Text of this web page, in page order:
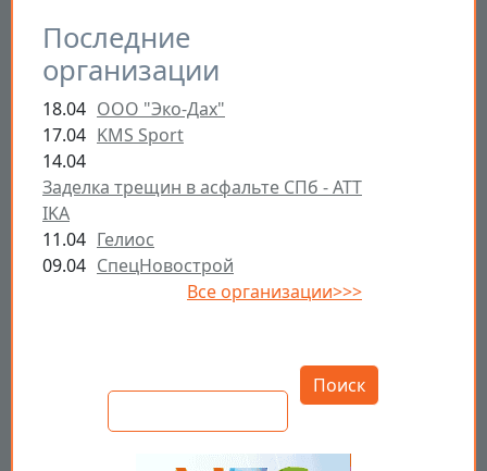
Последние
организации
18.04 ООО "Эко-Дах"
17.04 KMS Sport
14.04
Заделка трещин в асфальте СПб - ATT
IKA
11.04 Гелиос
09.04 СпецНовострой
Все организации>>>